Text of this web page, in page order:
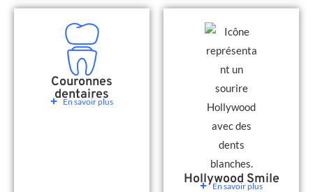
Couronnes
dentaires
En savoir plus
Hollywood Smile
En savoir plus